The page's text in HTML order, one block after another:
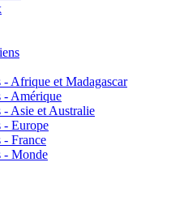
- Afrique et Madagascar
- Amérique
- Asie et Australie
- Europe
- France
- Monde